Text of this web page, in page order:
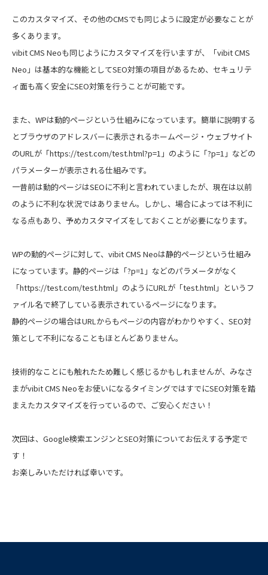
このカスタマイズ、その他のCMSでも同じように設定が必要なことが
多くあります。
vibit CMS Neoも同じようにカスタマイズを行いますが、「vibit CMS
Neo」は基本的な機能としてSEO対策の項目があるため、セキュリテ
ィ面も高く安全にSEO対策を行うことが可能です。
また、WPは動的ページという仕組みになっています。簡単に説明する
とブラウザのアドレスバーに表示されるホームページ・ウェブサイト
のURLが「https://test.com/test.html?p=1」のように「?p=1」などの
パラメーターが表示される仕組みです。
一昔前は動的ページはSEOに不利と言われていましたが、現在は以前
のように不利な状況ではありません。しかし、場合によっては不利に
なる点もあり、予めカスタマイズをしておくことが必要になります。
WPの動的ページに対して、vibit CMS Neoは静的ページという仕組み
になっています。静的ページは「?p=1」などのパラメータがなく
「https://test.com/test.html」のようにURLが「test.html」というフ
ァイル名で終了している表示されているページになります。
静的ページの場合はURLからもページの内容がわかりやすく、SEO対
策として不利になることもほとんどありません。
技術的なことにも触れたため難しく感じるかもしれませんが、みなさ
まがvibit CMS Neoをお使いになるタイミングではすでにSEO対策を踏
まえたカスタマイズを行っているので、ご安心ください！
次回は、Google検索エンジンとSEO対策についてお伝えする予定で
す！
お楽しみいただければ幸いです。